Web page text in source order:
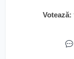
Votează: